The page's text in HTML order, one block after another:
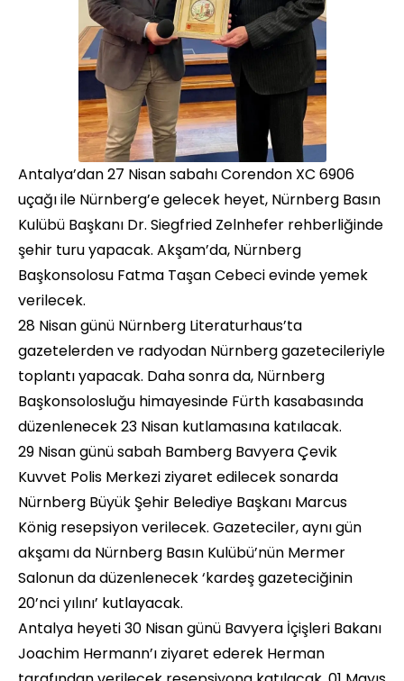
Antalya’dan 27 Nisan sabahı Corendon XC 6906
uçağı ile Nürnberg’e gelecek heyet, Nürnberg Basın
Kulübü Başkanı Dr. Siegfried Zelnhefer rehberliğinde
şehir turu yapacak. Akşam’da, Nürnberg
Başkonsolosu Fatma Taşan Cebeci evinde yemek
verilecek.
28 Nisan günü Nürnberg Literaturhaus’ta
gazetelerden ve radyodan Nürnberg gazetecileriyle
toplantı yapacak. Daha sonra da, Nürnberg
Başkonsolosluğu himayesinde Fürth kasabasında
düzenlenecek 23 Nisan kutlamasına katılacak.
29 Nisan günü sabah Bamberg Bavyera Çevik
Kuvvet Polis Merkezi ziyaret edilecek sonarda
Nürnberg Büyük Şehir Belediye Başkanı Marcus
König resepsiyon verilecek. Gazeteciler, aynı gün
akşamı da Nürnberg Basın Kulübü’nün Mermer
Salonun da düzenlenecek ‘kardeş gazeteciğinin
20’nci yılını’ kutlayacak.
Antalya heyeti 30 Nisan günü Bavyera İçişleri Bakanı
Joachim Hermann’ı ziyaret ederek Herman